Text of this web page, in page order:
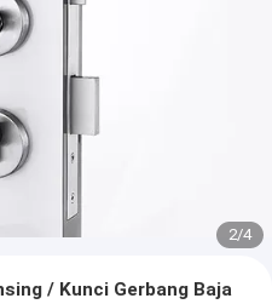
2/4
/ Kunci Gerbang Baja